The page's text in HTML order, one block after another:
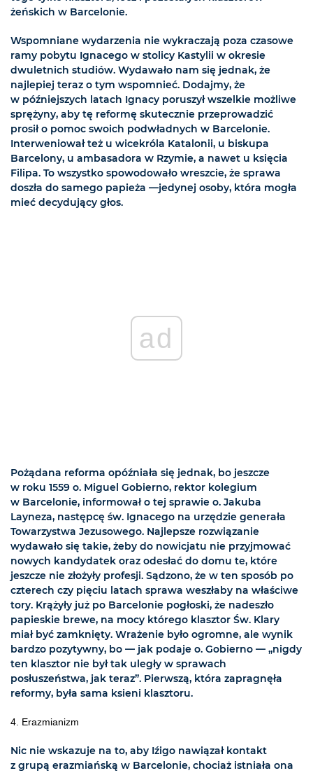
żeńskich w Barcelonie.
Wspomniane wydarzenia nie wykraczają poza czasowe
ramy pobytu Ignacego w stolicy Kastylii w okresie
dwuletnich studiów. Wydawało nam się jednak, że
najlepiej teraz o tym wspomnieć. Dodajmy, że
w późniejszych latach Ignacy poruszył wszelkie możliwe
sprężyny, aby tę reformę skutecznie przeprowadzić
prosił o pomoc swoich podwładnych w Barcelonie.
Interweniował też u wicekróla Katalonii, u biskupa
Barcelony, u ambasadora w Rzymie, a nawet u księcia
Filipa. To wszystko spowodowało wreszcie, że sprawa
doszła do samego papieża —jedynej osoby, która mogła
mieć decydujący głos.
ad
Pożądana reforma opóźniała się jednak, bo jeszcze
w roku 1559 o. Miguel Gobierno, rektor kolegium
w Barcelonie, informował o tej sprawie o. Jakuba
Layneza, następcę św. Ignacego na urzędzie generała
Towarzystwa Jezusowego. Najlepsze rozwiązanie
wydawało się takie, żeby do nowicjatu nie przyjmować
nowych kandydatek oraz odesłać do domu te, które
jeszcze nie złożyły profesji. Sądzono, że w ten sposób po
czterech czy pięciu latach sprawa weszłaby na właściwe
tory. Krążyły już po Barcelonie pogłoski, że nadeszło
papieskie brewe, na mocy którego klasztor Św. Klary
miał być zamknięty. Wrażenie było ogromne, ale wynik
bardzo pozytywny, bo — jak podaje o. Gobierno — „nigdy
ten klasztor nie był tak uległy w sprawach
posłuszeństwa, jak teraz”. Pierwszą, która zapragnęła
reformy, była sama ksieni klasztoru.
4. Erazmianizm
Nic nie wskazuje na to, aby Iźigo nawiązał kontakt
z grupą erazmiańską w Barcelonie, chociaż istniała ona